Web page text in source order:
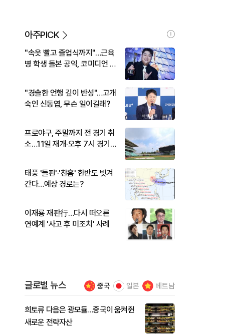
아주PICK
"속옷 빨고 졸업식까지"…근육
병 학생 돌본 공익, 코미디언 김
"경솔한 언행 깊이 반성"…고개
숙인 신동엽, 무슨 일이길래?
프로야구, 주말까지 전 경기 취
소…11일 재개·오후 7시 경기
태풍 '돌핀'·'찬홈' 한반도 빗겨
간다…예상 경로는?
이재룡 재판行…다시 떠오른
연예계 '사고 후 미조치' 사례
글로벌 뉴스 중국 일본 베트남
희토류 다음은 광모듈…중국이 움켜쥔
새로운 전략자산